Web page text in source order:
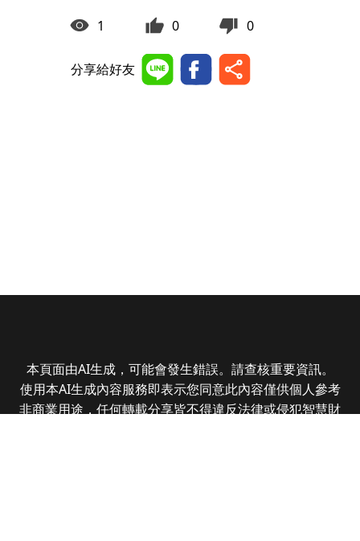
1 0 0
分享給好友
本頁面由AI生成，可能會發生錯誤。請查核重要資訊。
使用本AI生成內容服務即表示您同意此內容僅供個人參考
非商業用途，任何轉載分享皆不得違反法律或侵犯智慧財